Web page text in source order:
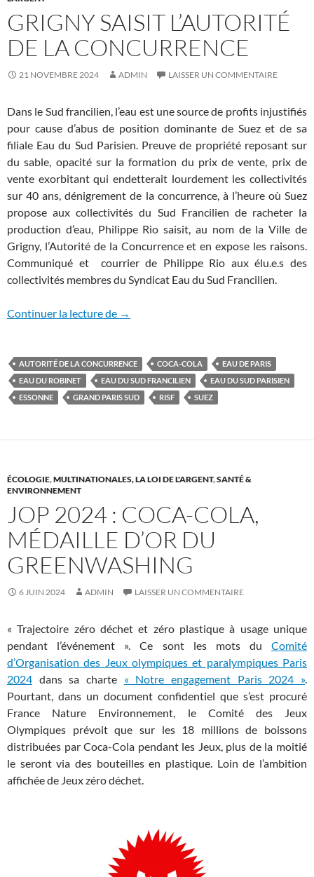
GRIGNY SAISIT L’AUTORITÉ
DE LA CONCURRENCE
21 NOVEMBRE 2024 ADMIN LAISSER UN COMMENTAIRE
Dans le Sud francilien, l’eau est une source de profits injustifiés
pour cause d’abus de position dominante de Suez et de sa
filiale Eau du Sud Parisien. Preuve de propriété reposant sur
du sable, opacité sur la formation du prix de vente, prix de
vente exorbitant qui endetterait lourdement les collectivités
sur 40 ans, dénigrement de la concurrence, à l’heure où Suez
propose aux collectivités du Sud Francilien de racheter la
production d’eau, Philippe Rio saisit, au nom de la Ville de
Grigny, l’Autorité de la Concurrence et en expose les raisons.
Communiqué et courrier de Philippe Rio aux élu.e.s des
collectivités membres du Syndicat Eau du Sud Francilien.
Continuer la lecture de Grigny saisit l’Autorité de la
→
AUTORITÉ DE LA CONCURRENCE COCA-COLA
EAU DE PARIS
EAU DU ROBINET
EAU DU SUD FRANCILIEN
EAU DU SUD PARISIEN
ESSONNE
GRAND PARIS SUD RISF SUEZ
ÉCOLOGIE,MULTINATIONALES, LA LOI DE L'ARGENT,SANTÉ &
ENVIRONNEMENT
JOP 2024 : COCA-COLA,
MÉDAILLE D’OR DU
GREENWASHING
6 JUIN 2024 ADMIN LAISSER UN COMMENTAIRE
« Trajectoire zéro déchet et zéro plastique à usage unique
pendant l’événement ». Ce sont les mots du Comité
d’Organisation des Jeux olympiques et paralympiques Paris
2024 dans sa charte « Notre engagement Paris 2024 ».
Pourtant, dans un document confidentiel que s’est procuré
France Nature Environnement, le Comité des Jeux
Olympiques prévoit que sur les 18 millions de boissons
distribuées par Coca-Cola pendant les Jeux, plus de la moitié
le seront via des bouteilles en plastique. Loin de l’ambition
affichée de Jeux zéro déchet.